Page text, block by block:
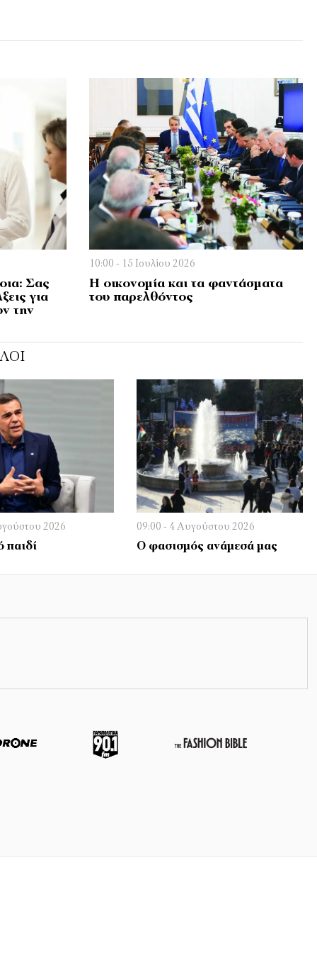
Σας
για
την
10:00 - 15 Ιουλίου 2026
Η οικονομία και τα φαντάσματα
του παρελθόντος
2026 09:00 - 4 Αυγούστου 2026
Ο φασισμός ανάμεσά μας